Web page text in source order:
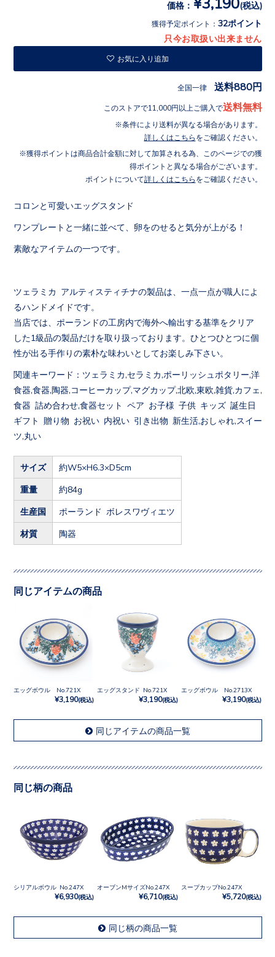
価格： (税込)
獲得予定ポイント： 32ポイント
只今お取扱い出来ません
お気に入り追加
全国一律 送料880円
このストアで11,000円以上ご購入で送料無料
条件により送料が異なる場合があります。
詳しくはこちら をご確認ください。
獲得ポイントは商品合計金額に対して加算される為、このページでの獲
得ポイントと異なる場合がございます。
ポイントについて詳しくはこちら をご確認ください。
コロンと可愛いエッグスタンド
ワンプレートと一緒に並べて、卵をのせると気分が上がる！
素敵なアイテムの一つです。
ツェラミカ アルティスティチナの製品は、一点一点が職人によ
るハンドメイドです。
当店では、ポーランドの工房内で海外へ輸出する基準をクリア
した1級品の製品だけを取り扱っております。ひとつひとつに個
性が出る手作りの素朴な味わいとしてお楽しみ下さい。
関連キーワード：ツェラミカ,セラミカ,ポーリッシュポタリー,洋
食器,食器,陶器,コーヒーカップ,マグカップ,北欧,東欧,雑貨,カフェ,
食器 詰め合わせ,食器セット ペア お子様 子供 キッズ 誕生日
ギフト 贈り物 お祝い 内祝い 引き出物 新生活,おしゃれ,スイー
ツ,丸い
サイズ 約W5×H6.3×D5cm
重量 約84g
生産国 ポーランド ボレスワヴィエツ
材質 陶器
同じアイテムの商品
エッグボウル No.721X
¥3,190(税込)
エッグスタンド No.721X
¥3,190(税込)
エッグボウル No.2713X
¥3,190(税込)
同じアイテムの商品一覧
同じ柄の商品
シリアルボウル No.247X
¥6,930(税込)
オーブンMサイズNo.247X
¥6,710(税込)
スープカップNo.247X
¥5,720(税込)
同じ柄の商品一覧